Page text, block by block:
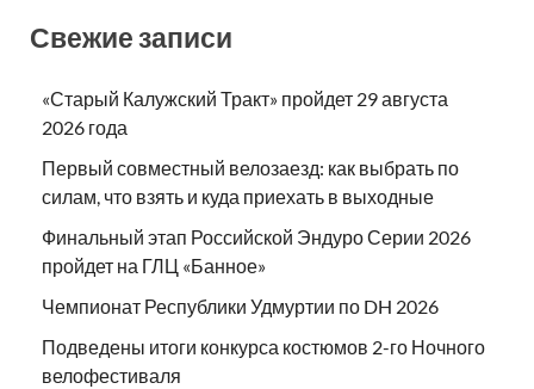
Свежие записи
«Старый Калужский Тракт» пройдет 29 августа
2026 года
Первый совместный велозаезд: как выбрать по
силам, что взять и куда приехать в выходные
Финальный этап Российской Эндуро Серии 2026
пройдет на ГЛЦ «Банное»
Чемпионат Республики Удмуртии по DH 2026
Подведены итоги конкурса костюмов 2-го Ночного
велофестиваля